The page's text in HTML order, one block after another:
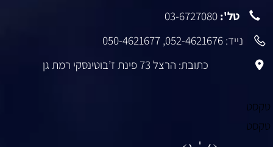
טל': 03-6727080
נייד: 052-4621676
,
050-4621677
כתובת: הרצל 73 פינת ז’בוטינסקי רמת גן
טקסט
טקסט